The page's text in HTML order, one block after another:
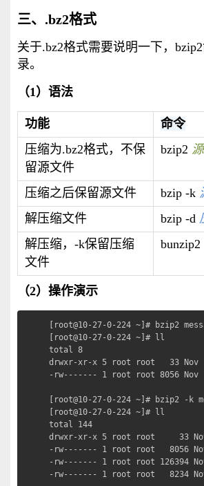
三、.bz2格式
关于.bz2格式需要说明一下，
录。
（1）语法
功能
命令
压缩为.bz2格式，不保
留源文件
bzip2
压缩之后保留源文件 bzip -k
解压缩文件
bzip -d
解压缩，-k保留压缩
文件
（2）操作演示
[root@10-27-0-224 ~]# bzip2
[root@10-27-0-224 ~]# ll
total 8
drwxr-xr-x 5 root root   33 Nov
-rw------- 1 root root 8056 Nov
[root@10-27-0-224 ~]# bzip2 -k
[root@10-27-0-224 ~]# ll
total 144
drwxr-xr-x 5 root root     33
-rw------- 1 root root   8056
-rw------- 1 root root 126394 Nov
-rw------- 1 root root   8234